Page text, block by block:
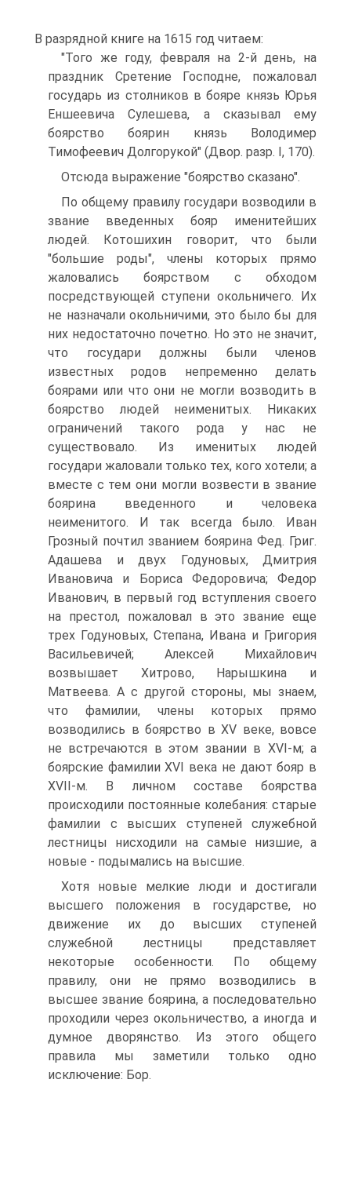
В разрядной книге на 1615 год читаем:
"Того же году, февраля на 2-й день, на
праздник Сретение Господне, пожаловал
государь из столников в бояре князь Юрья
Еншеевича Сулешева, а сказывал ему
боярство боярин князь Володимер
Тимофеевич Долгорукой" (Двор. разр. I, 170).
Отсюда выражение "боярство сказано".
По общему правилу государи возводили в
звание введенных бояр именитейших
людей. Котошихин говорит, что были
"большие роды", члены которых прямо
жаловались боярством с обходом
посредствующей ступени окольничего. Их
не назначали окольничими, это было бы для
них недостаточно почетно. Но это не значит,
что государи должны были членов
известных родов непременно делать
боярами или что они не могли возводить в
боярство людей неименитых. Никаких
ограничений такого рода у нас не
существовало. Из именитых людей
государи жаловали только тех, кого хотели; а
вместе с тем они могли возвести в звание
боярина введенного и человека
неименитого. И так всегда было. Иван
Грозный почтил званием боярина Фед. Григ.
Адашева и двух Годуновых, Дмитрия
Ивановича и Бориса Федоровича; Федор
Иванович, в первый год вступления своего
на престол, пожаловал в это звание еще
трех Годуновых, Степана, Ивана и Григория
Васильевичей; Алексей Михайлович
возвышает Хитрово, Нарышкина и
Матвеева. А с другой стороны, мы знаем,
что фамилии, члены которых прямо
возводились в боярство в XV веке, вовсе
не встречаются в этом звании в XVI-м; а
боярские фамилии XVI века не дают бояр в
XVII-м. В личном составе боярства
происходили постоянные колебания: старые
фамилии с высших ступеней служебной
лестницы нисходили на самые низшие, а
новые - подымались на высшие.
Хотя новые мелкие люди и достигали
высшего положения в государстве, но
движение их до высших ступеней
служебной лестницы представляет
некоторые особенности. По общему
правилу, они не прямо возводились в
высшее звание боярина, а последовательно
проходили через окольничество, а иногда и
думное дворянство. Из этого общего
правила мы заметили только одно
исключение: Бор.